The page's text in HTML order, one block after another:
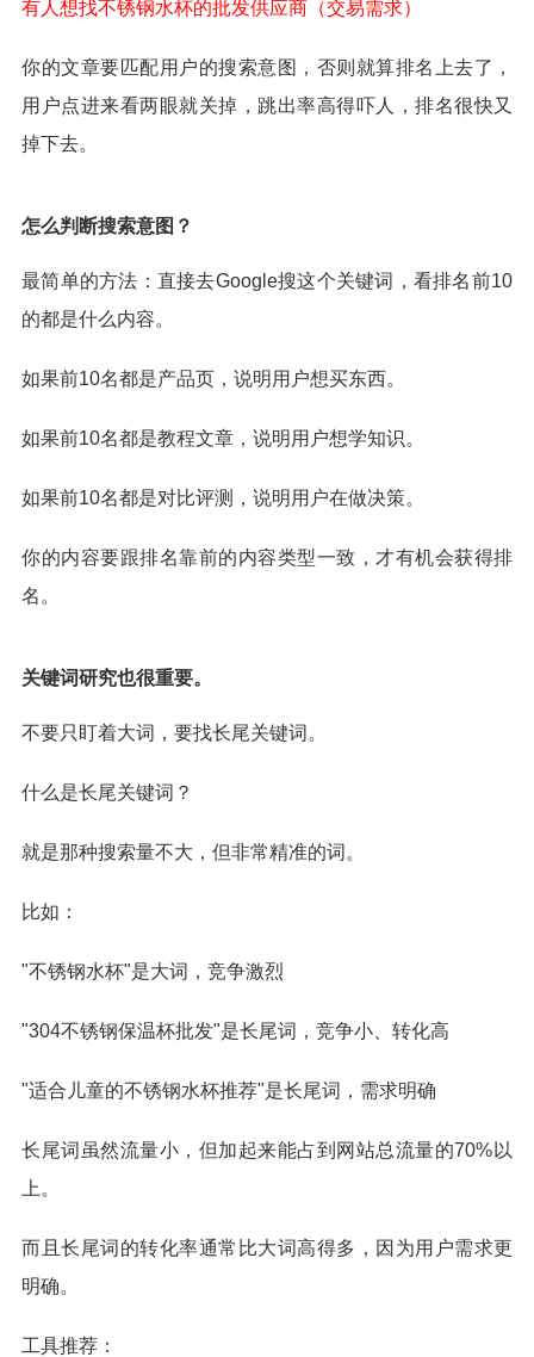
有人想找不锈钢水杯的批发供应商（交易需求）
你的文章要匹配用户的搜索意图，否则就算排名上去了，
用户点进来看两眼就关掉，跳出率高得吓人，排名很快又
掉下去。
怎么判断搜索意图？
最简单的方法：直接去Google搜这个关键词，看排名前10
的都是什么内容。
如果前10名都是产品页，说明用户想买东西。
如果前10名都是教程文章，说明用户想学知识。
如果前10名都是对比评测，说明用户在做决策。
你的内容要跟排名靠前的内容类型一致，才有机会获得排
名。
关键词研究也很重要。
不要只盯着大词，要找长尾关键词。
什么是长尾关键词？
就是那种搜索量不大，但非常精准的词。
比如：
"不锈钢水杯"是大词，竞争激烈
"304不锈钢保温杯批发"是长尾词，竞争小、转化高
"适合儿童的不锈钢水杯推荐"是长尾词，需求明确
长尾词虽然流量小，但加起来能占到网站总流量的70%以
上。
而且长尾词的转化率通常比大词高得多，因为用户需求更
明确。
工具推荐：